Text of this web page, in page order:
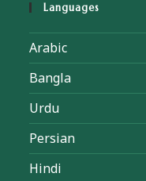
Languages
Arabic
Bangla
Urdu
Persian
Hindi